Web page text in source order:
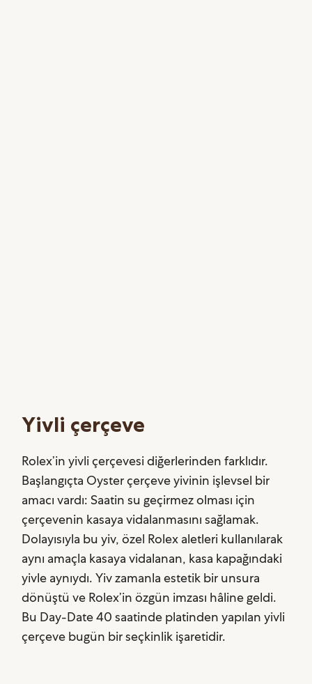
Yivli çerçeve
Rolex’in yivli çerçevesi diğerlerinden farklıdır.
Başlangıçta Oyster çerçeve yivinin işlevsel bir
amacı vardı: Saatin su geçirmez olması için
çerçevenin kasaya vidalanmasını sağlamak.
Dolayısıyla bu yiv, özel Rolex aletleri kullanılarak
aynı amaçla kasaya vidalanan, kasa kapağındaki
yivle aynıydı. Yiv zamanla estetik bir unsura
dönüştü ve Rolex’in özgün imzası hâline geldi.
Bu Day-Date 40 saatinde platinden yapılan yivli
çerçeve bugün bir seçkinlik işaretidir.